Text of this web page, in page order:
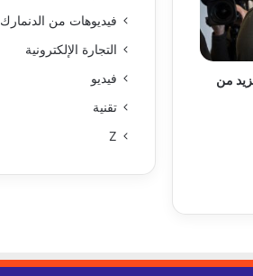
من
فيديوهات من الدنمارك
التجارة الإلكترونية
فيديو
تقنية
Z